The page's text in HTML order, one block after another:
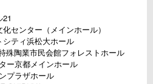
センター（メインホール）
ティ浜松⼤ホール
殊陶業市⺠会館フォレストホール
ー京都メインホール
プラザホール